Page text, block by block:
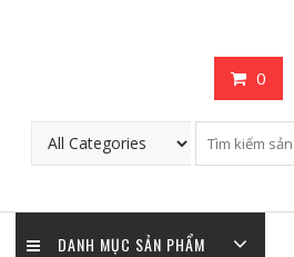
0
DANH MỤC SẢN PHẨM